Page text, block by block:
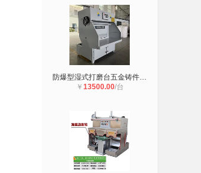
防爆型湿式打磨台五金铸件抛光除尘工
￥ 13500.00/台